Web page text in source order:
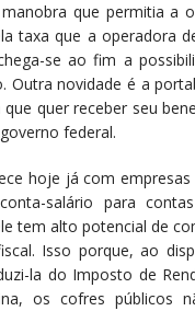
que permitia a
taxa que a operadora
se ao fim a
novidade é a
quer receber seu
federal.
hoje já com
salário para
tem alto potencial de
Isso porque, ao
la do Imposto de
os cofres públicos